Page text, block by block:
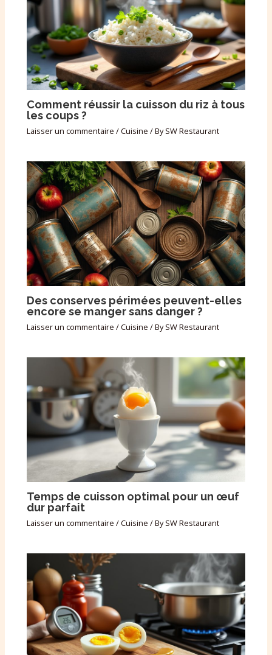
Comment réussir la cuisson du riz à tous
les coups ?
Laisser un commentaire /Cuisine / BySW Restaurant
Des conserves périmées peuvent-elles
encore se manger sans danger ?
Laisser un commentaire /Cuisine / BySW Restaurant
Temps de cuisson optimal pour un œuf
dur parfait
Laisser un commentaire /Cuisine / BySW Restaurant